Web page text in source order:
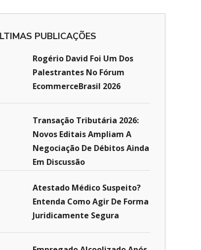
PUBLICAÇÕES
Rogério David Foi Um Dos
Palestrantes No Fórum
EcommerceBrasil 2026
Transação Tributária 2026:
Novos Editais Ampliam A
Negociação De Débitos Ainda
Em Discussão
Atestado Médico Suspeito?
Entenda Como Agir De Forma
Juridicamente Segura